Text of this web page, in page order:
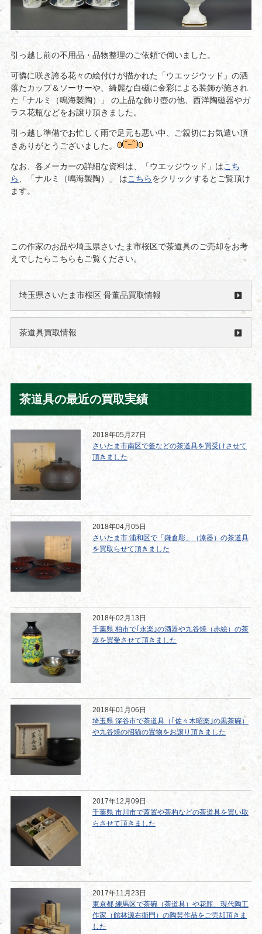
引っ越し前の不用品・品物整理のご依頼で伺いました。
可憐に咲き誇る花々の絵付けが描かれた「ウエッジウッド」の洒
落たカップ＆ソーサーや、綺麗な白磁に金彩による装飾が施され
た「ナルミ（鳴海製陶）」 の上品な飾り壺の他、西洋陶磁器やガ
ラス花瓶などをお譲り頂きました。
引っ越し準備でお忙しく雨で足元も悪い中、ご親切にお気遣い頂
きありがとうございました。
なお、各メーカーの詳細な資料は、「ウエッジウッド」はこち
ら
、「ナルミ（鳴海製陶）」 はこちらをクリックするとご覧頂け
ます。
この作家のお品や埼玉県さいたま市桜区で茶道具のご売却をお考
えでしたらこちらもご覧ください。
埼玉県さいたま市桜区 骨董品買取情報
茶道具買取情報
茶道具の最近の買取実績
2018年05月27日
さいたま市南区で釜などの茶道具を買受けさせて
頂きました
2018年04月05日
さいたま市 浦和区で「鎌倉彫」（漆器）の茶道具
を買取らせて頂きました
2018年02月13日
千葉県 柏市で｢永楽｣の酒器や九谷焼（赤絵）の茶
器を買受させて頂きました
2018年01月06日
埼玉県 深谷市で茶道具（｢佐々木昭楽｣の黒茶碗）
や九谷焼の招猫の置物をお譲り頂きました
2017年12月09日
千葉県 市川市で蓋置や茶杓などの茶道具を買い取
らさせて頂きました
2017年11月23日
東京都 練馬区で茶碗（茶道具）や花瓶、現代陶工
作家（館林源右衛門）の陶芸作品をご売却頂きま
した